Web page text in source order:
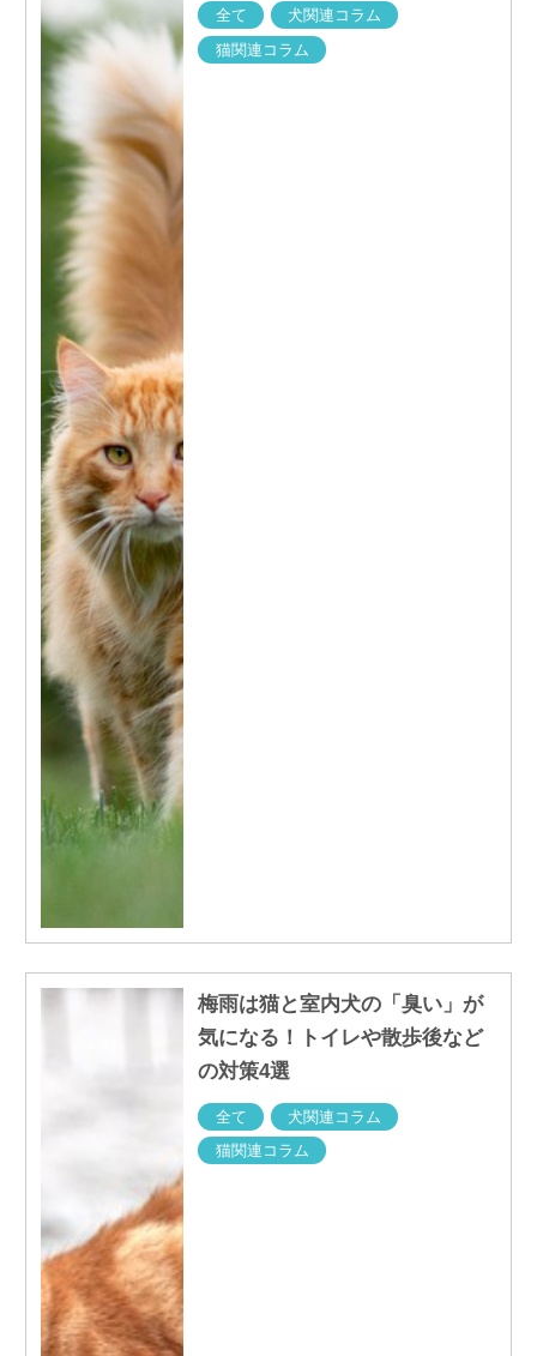
全て
犬関連コラム
猫関連コラム
梅雨は猫と室内犬の「臭い」が
気になる！トイレや散歩後など
の対策4選
全て
犬関連コラム
猫関連コラム